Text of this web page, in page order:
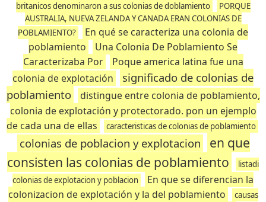
britanicos denominaron a sus colonias de doblamiento
PORQUE
AUSTRALIA, NUEVA ZELANDA Y CANADA ERAN COLONIAS DE
POBLAMIENTO?
En qué se caracteriza una colonia de
poblamiento
Una Colonia De Poblamiento Se
Caracterizaba Por
Poque america latina fue una
colonia de explotación
significado de colonias de
poblamiento
distingue entre colonia de poblamiento,
colonia de explotación y protectorado. pon un ejemplo
de cada una de ellas
caracteristicas de colonias de poblamiento
colonias de poblacion y explotacion
en que
consisten las colonias de poblamiento
listadi
colonias de explotacion y poblacion
En que se diferencian la
colonizacion de explotación y la del poblamiento
causas